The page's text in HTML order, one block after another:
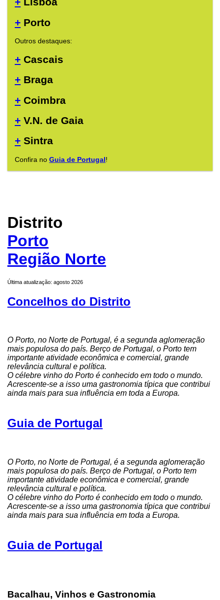
+ Porto
Outros destaques:
+ Cascais
+ Braga
+ Coimbra
+ V.N. de Gaia
+ Sintra
Confira no Guia de Portugal!
Distrito
Porto
Região Norte
Última atualização: agosto 2026
Concelhos do Distrito
O Porto, no Norte de Portugal, é a segunda aglomeração
mais populosa do país. Berço de Portugal, o Porto tem
importante atividade econômica e comercial, grande
relevância cultural e política.
O célebre vinho do Porto é conhecido em todo o mundo.
Acrescente-se a isso uma gastronomia típica que contribui
ainda mais para sua influência em toda a Europa.
Guia de Portugal
O Porto, no Norte de Portugal, é a segunda aglomeração
mais populosa do país. Berço de Portugal, o Porto tem
importante atividade econômica e comercial, grande
relevância cultural e política.
O célebre vinho do Porto é conhecido em todo o mundo.
Acrescente-se a isso uma gastronomia típica que contribui
ainda mais para sua influência em toda a Europa.
Guia de Portugal
Bacalhau, Vinhos e Gastronomia